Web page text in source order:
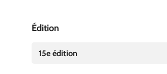
Édition
15e édition